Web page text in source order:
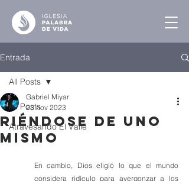
Entrada
All Posts
Atravesando El Valle
All Posts
Riéndose de Uno
Mismo
Gabriel Miyar
23 nov 2023
En cambio, Dios eligió lo que el mundo
considera ridículo para avergonzar a los